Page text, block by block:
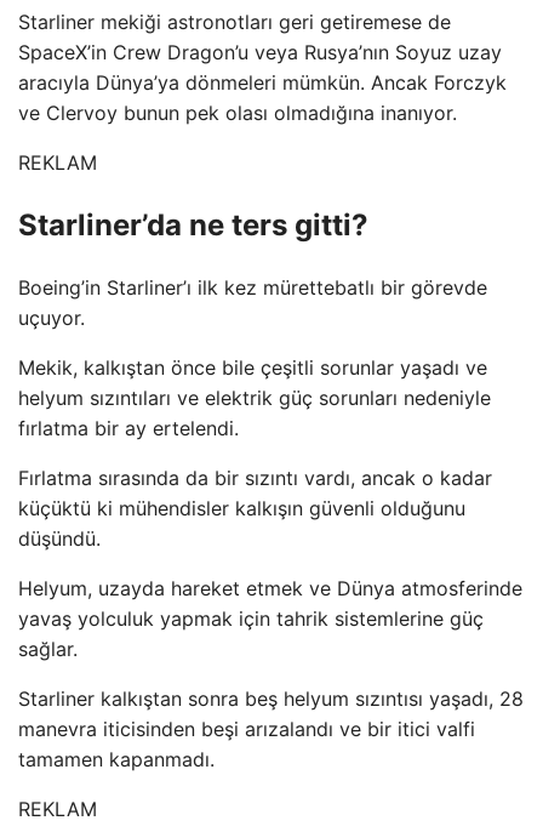
Starliner mekiği astronotları geri getiremese de
SpaceX’in Crew Dragon’u veya Rusya’nın Soyuz uzay
aracıyla Dünya’ya dönmeleri mümkün. Ancak Forczyk
ve Clervoy bunun pek olası olmadığına inanıyor.
REKLAM
Starliner’da ne ters gitti?
Boeing’in Starliner’ı ilk kez mürettebatlı bir görevde
uçuyor.
Mekik, kalkıştan önce bile çeşitli sorunlar yaşadı ve
helyum sızıntıları ve elektrik güç sorunları nedeniyle
fırlatma bir ay ertelendi.
Fırlatma sırasında da bir sızıntı vardı, ancak o kadar
küçüktü ki mühendisler kalkışın güvenli olduğunu
düşündü.
Helyum, uzayda hareket etmek ve Dünya atmosferinde
yavaş yolculuk yapmak için tahrik sistemlerine güç
sağlar.
Starliner kalkıştan sonra beş helyum sızıntısı yaşadı, 28
manevra iticisinden beşi arızalandı ve bir itici valfi
tamamen kapanmadı.
REKLAM